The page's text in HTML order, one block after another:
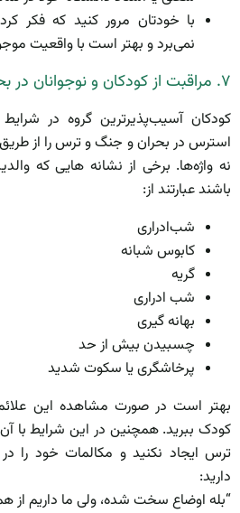
با خودتان مرور کنید که فکر
نمی‌برد و بهتر است با واقعیت
۷. مراقبت از کودکان و نوجوانان در بحران
کودکان آسیب‌پذیرترین گروه در
استرس در بحران و جنگ و ترس را از
نه واژه‌ها. برخی از نشانه هایی که
باشند عبارتند از:
شب‌ادراری
کابوس شبانه
گریه
شب ادراری
بهانه گیری
چسبیدن بیش از حد
پرخاشگری یا سکوت شدید
بهتر است در صورت مشاهده این علائم
کودک ببرید. همچنین در این شرایط با
ترس ایجاد نکنید و مکالمات خود را
دارید:
“بله اوضاع سخت شده، ولی ما داریم از